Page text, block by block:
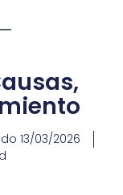
13/03/2026